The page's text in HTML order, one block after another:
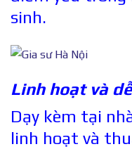
sinh.
Linh hoạt và
Dạy kèm tại
linh hoạt và